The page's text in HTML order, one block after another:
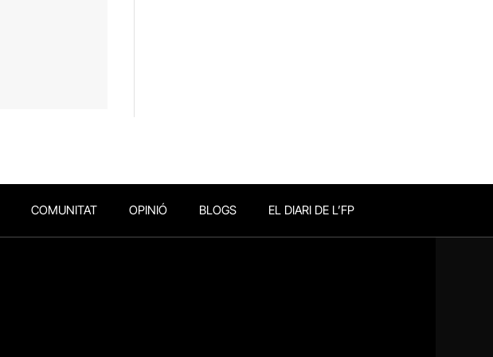
COMUNITAT OPINIÓ BLOGS EL DIARI DE L’FP